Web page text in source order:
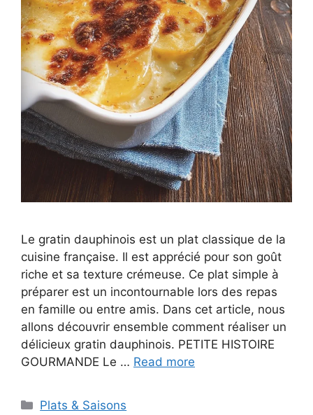
Le gratin dauphinois est un plat classique de la
cuisine française. Il est apprécié pour son goût
riche et sa texture crémeuse. Ce plat simple à
préparer est un incontournable lors des repas
en famille ou entre amis. Dans cet article, nous
allons découvrir ensemble comment réaliser un
délicieux gratin dauphinois. PETITE HISTOIRE
GOURMANDE Le … Read more
Categories
Plats & Saisons